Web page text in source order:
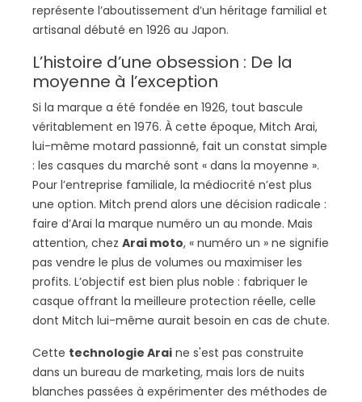
représente l’aboutissement d’un héritage familial et
artisanal débuté en 1926 au Japon.
L’histoire d’une obsession : De la
moyenne à l’exception
Si la marque a été fondée en 1926, tout bascule
véritablement en 1976. À cette époque, Mitch Arai,
lui-même motard passionné, fait un constat simple
: les casques du marché sont « dans la moyenne ».
Pour l’entreprise familiale, la médiocrité n’est plus
une option. Mitch prend alors une décision radicale :
faire d’Arai la marque numéro un au monde. Mais
attention, chez Arai moto, « numéro un » ne signifie
pas vendre le plus de volumes ou maximiser les
profits. L’objectif est bien plus noble : fabriquer le
casque offrant la meilleure protection réelle, celle
dont Mitch lui-même aurait besoin en cas de chute.
Cette technologie Arai ne s'est pas construite
dans un bureau de marketing, mais lors de nuits
blanches passées à expérimenter des méthodes de